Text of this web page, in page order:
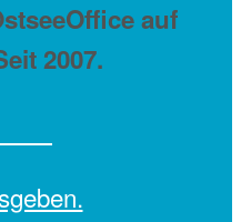
auf
2007.